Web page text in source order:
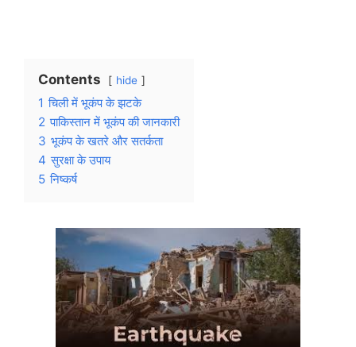
Contents hide
1 चिली में भूकंप के झटके
2 पाकिस्तान में भूकंप की जानकारी
3 भूकंप के खतरे और सतर्कता
4 सुरक्षा के उपाय
5 निष्कर्ष